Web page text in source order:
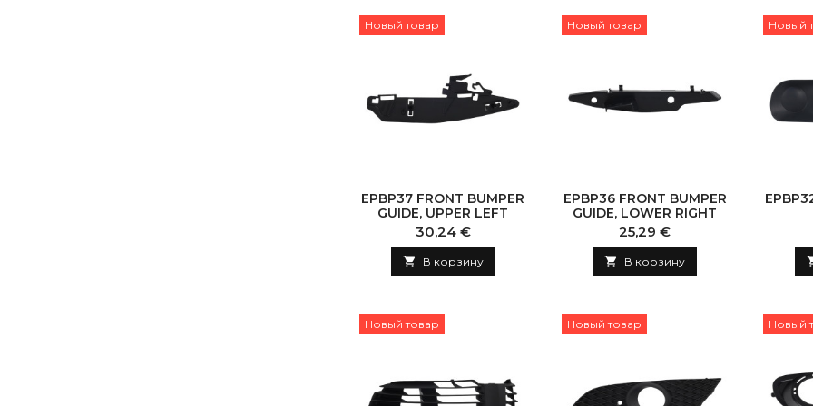
Новый товар
EPBP37 FRONT BUMPER
GUIDE, UPPER LEFT
Цена
30,24 €
 В корзину
Новый товар
EPBP36 FRONT BUMPER
GUIDE, LOWER RIGHT
Цена
25,29 €
 В корзину
Новый
Новый товар Новый товар Новый